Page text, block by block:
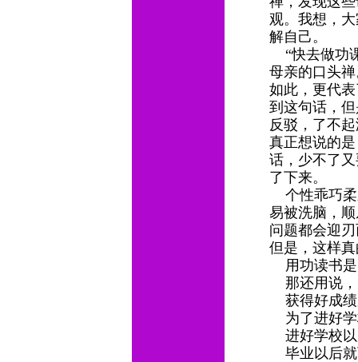
观。我想，
解自己。
“快去做功
母亲的口头
如此，更代
到这句话，
反驳，了不
真正想说的
话，少不了
了下来。
个性乖巧柔
易被洗脑，
问题都会迎
但是，这样
用功读书
那还用说
获得好成
为了进好
进好学校
毕业以后